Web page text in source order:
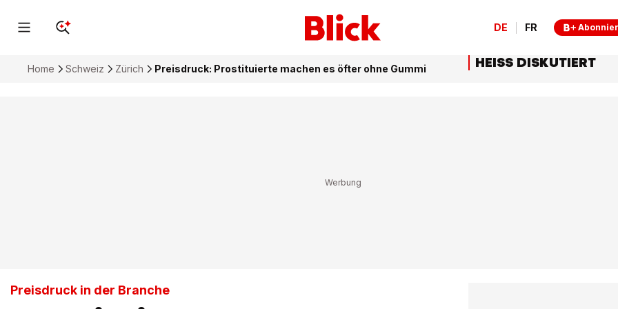
DE FR
Home Schweiz Zürich Preisdruck: Prostituierte machen es öfter ohne Gummi
Preisdruck in der Branche
HEISS DISKUTIERT